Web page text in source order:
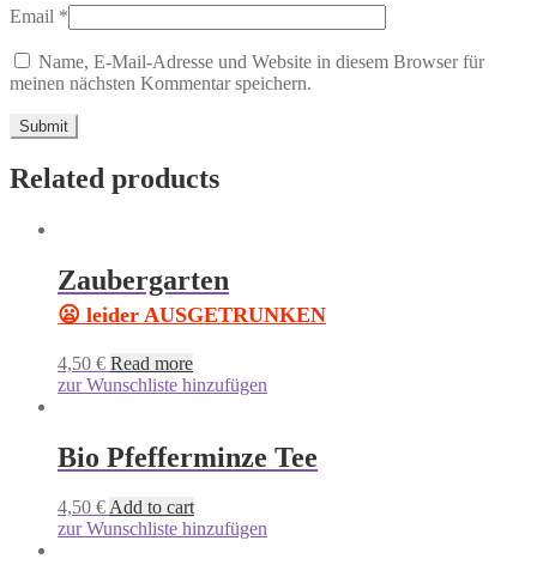
Email *
Name, E-Mail-Adresse und Website in diesem Browser für
meinen nächsten Kommentar speichern.
Related products
Zaubergarten
😦 leider AUSGETRUNKEN
4,50 € Read more
zur Wunschliste hinzufügen
Bio Pfefferminze Tee
4,50 €Add to cart
zur Wunschliste hinzufügen